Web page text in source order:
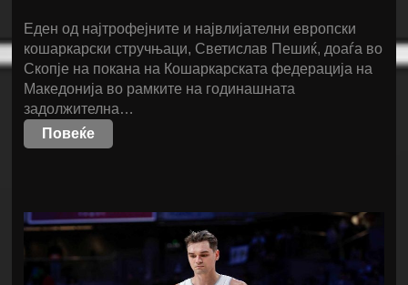
Еден од најтрофејните и највлијателни европски
кошаркарски стручњаци, Светислав Пешиќ, доаѓа во
Скопје на покана на Кошаркарската федерација на
Македонија во рамките на годинашната
задолжителна…
Повеќе